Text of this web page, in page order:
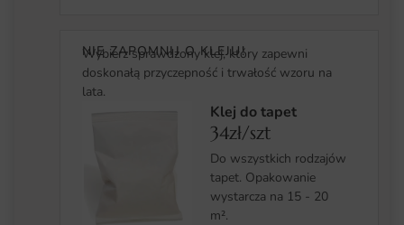
NIE ZAPOMNIJ O KLEJU!
Wybierz sprawdzony klej, który zapewni
doskonałą przyczepność i trwałość wzoru na
lata.
Klej do tapet
34zł/szt
Do wszystkich rodzajów
tapet. Opakowanie
wystarcza na 15 - 20
m².